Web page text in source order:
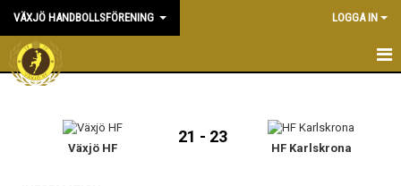
VÄXJÖ HANDBOLLSFÖRENING LOGGA IN
HEM
Växjö HF
21 - 23
HF Karlskrona